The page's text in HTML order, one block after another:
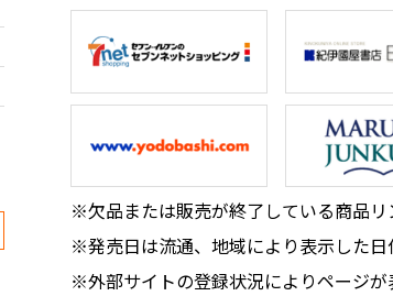
※欠品または販売が終了している商品リ
※発売日は流通、地域により表示した日
※外部サイトの登録状況によりページが